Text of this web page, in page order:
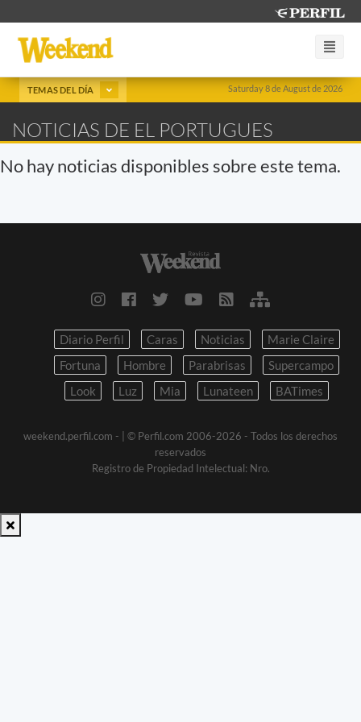
Saturday 8 de August de 2026
TEMAS DEL DÍA
NOTICIAS DE EL PORTUGUES
No hay noticias disponibles sobre este tema.
Diario Perfil Caras Noticias
Marie Claire
Fortuna
Hombre Parabrisas
Supercampo
Look
Luz Mia Lunateen BATimes
weekend.perfil.com -
| © Perfil.com 2006-2026 - Todos los derechos
reservados
Registro de Propiedad Intelectual: Nro.